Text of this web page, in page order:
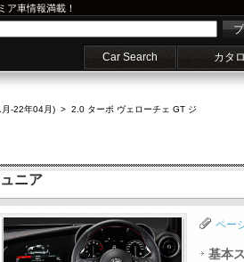
ア車情報満載！
Car Search カタ
-22年04月) > 2.0 ターボ ヴェローチェ GT ジ
ニア
ペー
基本